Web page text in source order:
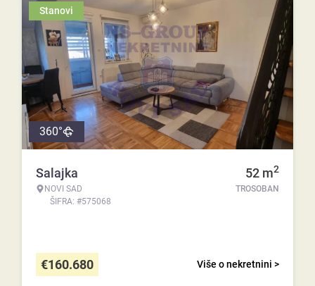
Stanovi
360°
Salajka
NOVI SAD
ŠIFRA: #575068
52 m2
TROSOBAN
Više o nekretnini >
€160.680